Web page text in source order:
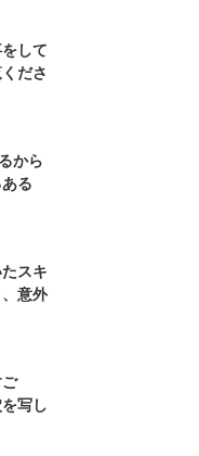
して
ださ
から
る
スキ
意外
ご
写し